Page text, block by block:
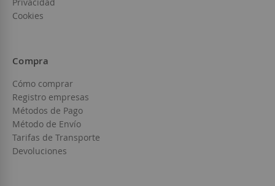
Privacidad
Cookies
Compra
Cómo comprar
Registro empresas
Métodos de Pago
Método de Envío
Tarifas de Transporte
Devoluciones